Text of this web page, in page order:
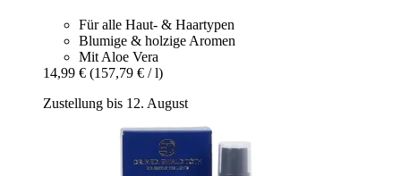
Für alle Haut- & Haartypen
Blumige & holzige Aromen
Mit Aloe Vera
14,99 € (157,79 € / l)
Zustellung bis 12. August